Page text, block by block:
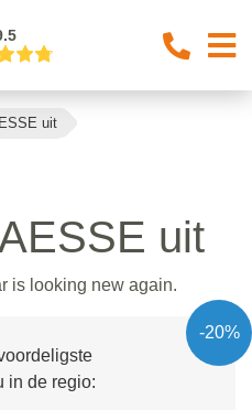
uit
uit
is looking new again.
-20%
in de regio: